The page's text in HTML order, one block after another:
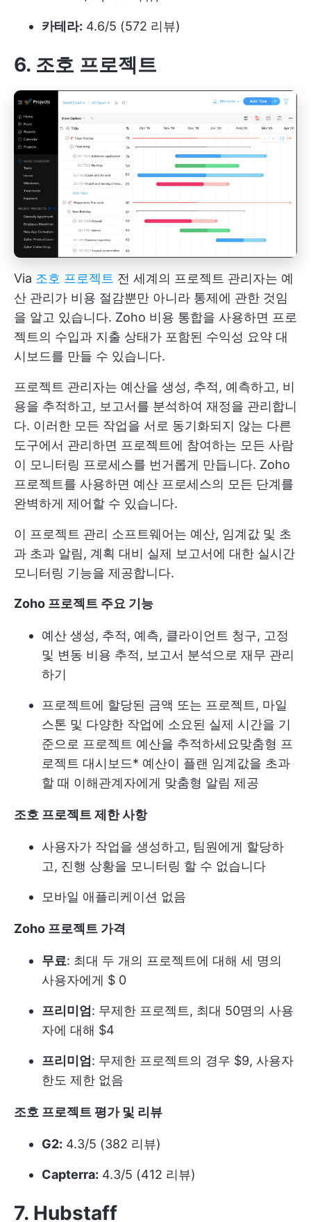
카테라: 4.6/5 (572 리뷰)
6. 조호 프로젝트
Via 조호 프로젝트 전 세계의 프로젝트 관리자는 예
산 관리가 비용 절감뿐만 아니라 통제에 관한 것임
을 알고 있습니다. Zoho 비용 통합을 사용하면 프로
젝트의 수입과 지출 상태가 포함된 수익성 요약 대
시보드를 만들 수 있습니다.
프로젝트 관리자는 예산을 생성, 추적, 예측하고, 비
용을 추적하고, 보고서를 분석하여 재정을 관리합니
다. 이러한 모든 작업을 서로 동기화되지 않는 다른
도구에서 관리하면 프로젝트에 참여하는 모든 사람
이 모니터링 프로세스를 번거롭게 만듭니다. Zoho
프로젝트를 사용하면 예산 프로세스의 모든 단계를
완벽하게 제어할 수 있습니다.
이 프로젝트 관리 소프트웨어는 예산, 임계값 및 초
과 초과 알림, 계획 대비 실제 보고서에 대한 실시간
모니터링 기능을 제공합니다.
Zoho 프로젝트 주요 기능
예산 생성, 추적, 예측, 클라이언트 청구, 고정
및 변동 비용 추적, 보고서 분석으로 재무 관리
하기
프로젝트에 할당된 금액 또는 프로젝트, 마일
스톤 및 다양한 작업에 소요된 실제 시간을 기
준으로 프로젝트 예산을 추적하세요맞춤형 프
로젝트 대시보드* 예산이 플랜 임계값을 초과
할 때 이해관계자에게 맞춤형 알림 제공
조호 프로젝트 제한 사항
사용자가 작업을 생성하고, 팀원에게 할당하
고, 진행 상황을 모니터링 할 수 없습니다
모바일 애플리케이션 없음
Zoho 프로젝트 가격
무료: 최대 두 개의 프로젝트에 대해 세 명의
사용자에게 $ 0
프리미엄 : 무제한 프로젝트, 최대 50명의 사용
자에 대해 $4
프리미엄 : 무제한 프로젝트의 경우 $9, 사용자
한도 제한 없음
조호 프로젝트 평가 및 리뷰
G2: 4.3/5 (382 리뷰)
Capterra: 4.3/5 (412 리뷰)
7. Hubstaff